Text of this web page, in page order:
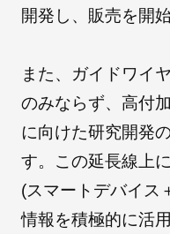
開発し、販売を開
また、ガイドワイ
のみならず、高付
に向けた研究開発
す。この延長線上
(スマートデバイス
情報を積極的に活